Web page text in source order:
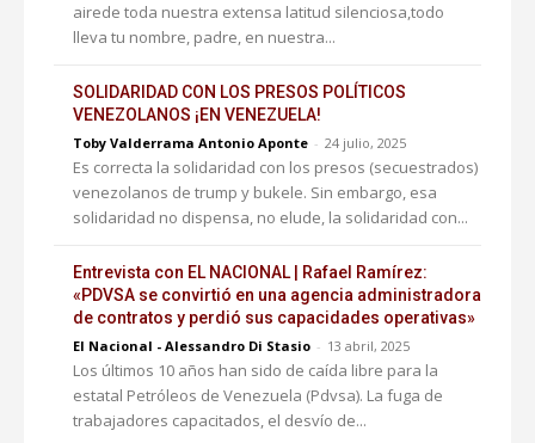
airede toda nuestra extensa latitud silenciosa,todo
lleva tu nombre, padre, en nuestra...
SOLIDARIDAD CON LOS PRESOS POLÍTICOS
VENEZOLANOS ¡EN VENEZUELA!
Toby Valderrama Antonio Aponte - 24 julio, 2025
Es correcta la solidaridad con los presos (secuestrados)
venezolanos de trump y bukele. Sin embargo, esa
solidaridad no dispensa, no elude, la solidaridad con...
Entrevista con EL NACIONAL | Rafael Ramírez:
«PDVSA se convirtió en una agencia administradora
de contratos y perdió sus capacidades operativas»
El Nacional - Alessandro Di Stasio - 13 abril, 2025
Los últimos 10 años han sido de caída libre para la
estatal Petróleos de Venezuela (Pdvsa). La fuga de
trabajadores capacitados, el desvío de...